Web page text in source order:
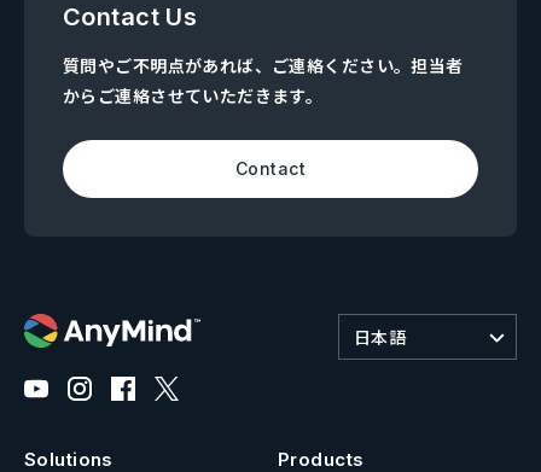
Contact Us
質問やご不明点があれば、ご連絡ください。担当者
からご連絡させていただきます。
Contact
日本語
Solutions Products